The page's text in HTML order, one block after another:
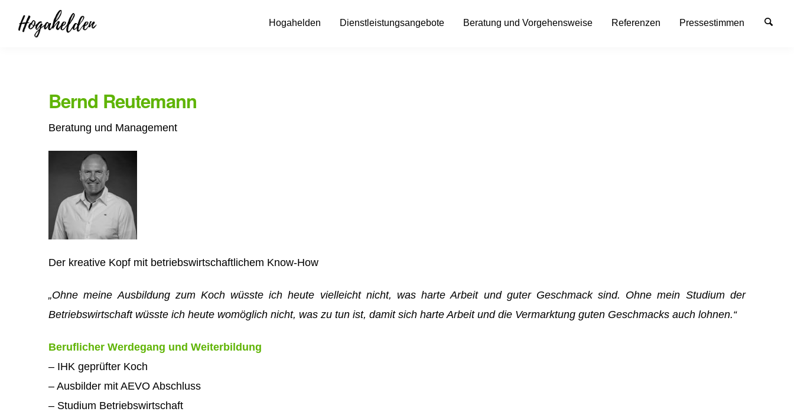
Hogahelden Dienstleistungsangebote Beratung und Vorgehensweise Referenzen Pressestimmen
Bernd Reutemann
Beratung und Management
Der kreative Kopf mit betriebswirtschaftlichem Know-How
„Ohne meine Ausbildung zum Koch wüsste ich heute vielleicht nicht, was harte Arbeit und guter Geschmack sind. Ohne mein Studium der
Betriebswirtschaft wüsste ich heute womöglich nicht, was zu tun ist, damit sich harte Arbeit und die Vermarktung guten Geschmacks auch lohnen.“
Beruflicher Werdegang und Weiterbildung
– IHK geprüfter Koch
– Ausbilder mit AEVO Abschluss
– Studium Betriebswirtschaft